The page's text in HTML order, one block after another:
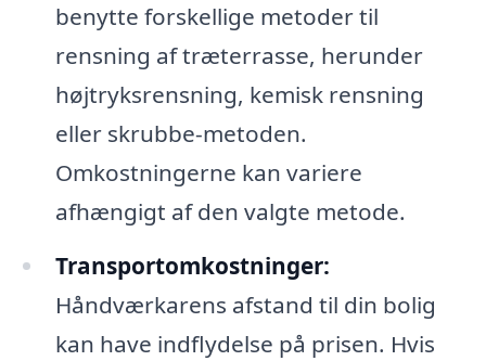
benytte forskellige metoder til
rensning af træterrasse, herunder
højtryksrensning, kemisk rensning
eller skrubbe-metoden.
Omkostningerne kan variere
afhængigt af den valgte metode.
Transportomkostninger:
Håndværkarens afstand til din bolig
kan have indflydelse på prisen. Hvis